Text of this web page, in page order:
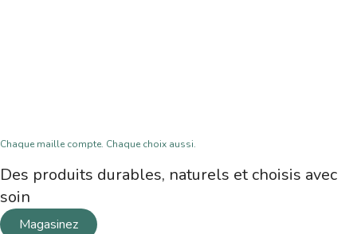
Chaque maille compte. Chaque choix aussi.
Des produits durables, naturels et choisis avec
soin
Magasinez